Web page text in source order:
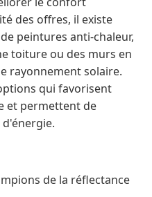
des offres, il existe
peintures anti-chaleur,
toiture ou des murs en
rayonnement solaire.
qui favorisent
et permettent de
de la réflectance